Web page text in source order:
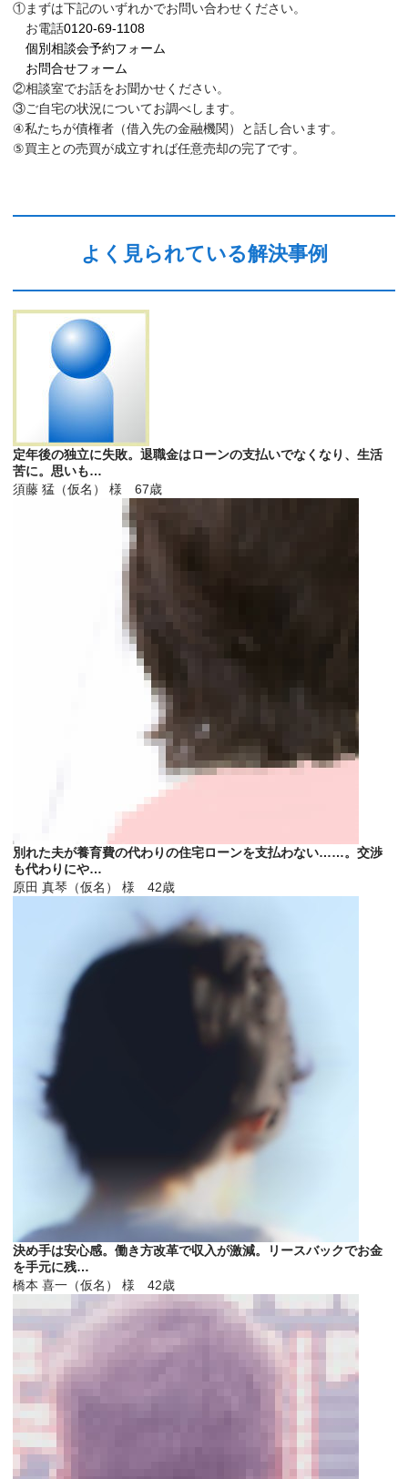
①まずは下記のいずれかでお問い合わせください。
お電話0120-69-1108
個別相談会予約フォーム
お問合せフォーム
②相談室でお話をお聞かせください。
③ご自宅の状況についてお調べします。
④私たちが債権者（借入先の金融機関）と話し合います。
⑤買主との売買が成立すれば任意売却の完了です。
よく見られている解決事例
定年後の独立に失敗。退職金はローンの支払いでなくなり、生活
苦に。思いも…
須藤 猛（仮名） 様 67歳
別れた夫が養育費の代わりの住宅ローンを支払わない……。交渉
も代わりにや…
原田 真琴（仮名） 様 42歳
決め手は安心感。働き方改革で収入が激減。リースバックでお金
を手元に残…
橋本 喜一（仮名） 様 42歳